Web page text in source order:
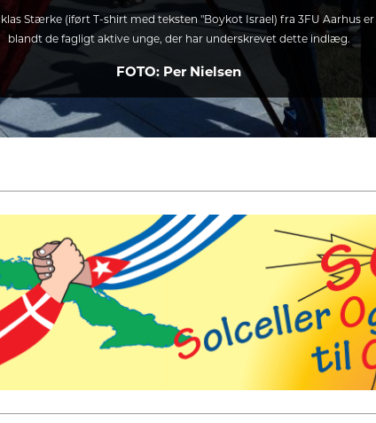
Stærke (iført T-shirt med teksten "Boykot Israel) fra 3FU Aarhus er
blandt de fagligt aktive unge, der har underskrevet dette indlæg.
FOTO: Per Nielsen